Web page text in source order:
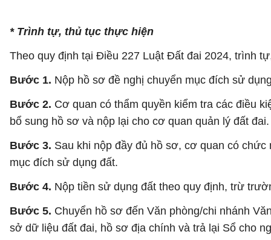
* Trình tự, thủ tục thực hiện
Theo quy định tại Điều 227 Luật Đất đai 2024, trình
Bước 1. Nộp hồ sơ đề nghị chuyển mục đích sử
Bước 2. Cơ quan có thẩm quyền kiểm tra các điều
bổ sung hồ sơ và nộp lại cho cơ quan quản lý đất đai.
Bước 3. Sau khi nộp đầy đủ hồ sơ, cơ quan có
mục đích sử dụng đất.
Bước 4. Nộp tiền sử dụng đất theo quy định, trừ
Bước 5. Chuyển hồ sơ đến Văn phòng/chi nhánh
sở dữ liệu đất đai, hồ sơ địa chính và trả lại Sổ cho